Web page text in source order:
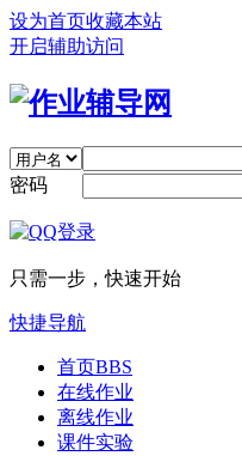
设为首页收藏本站
开启辅助访问
密码
只需一步，快速开始
快捷导航
首页BBS
在线作业
离线作业
课件实验